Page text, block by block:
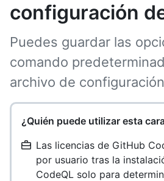
configuración
Puedes guardar las
comando
archivo de
¿Quién puede utilizar esta
Las licencias de GitHub
por usuario tras la
CodeQL solo para